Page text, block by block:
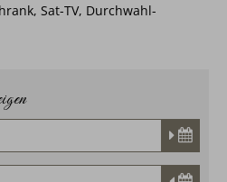
Sat-TV, Durchwahl-